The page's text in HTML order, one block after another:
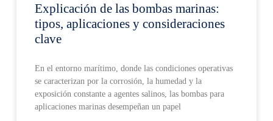
Explicación de las bombas marinas:
tipos, aplicaciones y consideraciones
clave
En el entorno marítimo, donde las condiciones operativas
se caracterizan por la corrosión, la humedad y la
exposición constante a agentes salinos, las bombas para
aplicaciones marinas desempeñan un papel